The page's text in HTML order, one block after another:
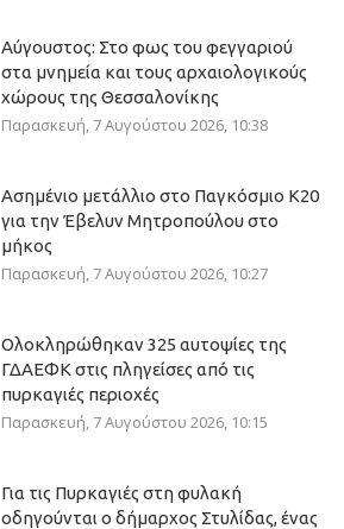
Αύγουστος: Στο φως του φεγγαριού
στα μνημεία και τους αρχαιολογικούς
χώρους της Θεσσαλονίκης
Παρασκευή, 7 Αυγούστου 2026, 10:38
Ασημένιο μετάλλιο στο Παγκόσμιο Κ20
για την Έβελυν Μητροπούλου στο
μήκος
Παρασκευή, 7 Αυγούστου 2026, 10:27
Ολοκληρώθηκαν 325 αυτοψίες της
ΓΔΑΕΦΚ στις πληγείσες από τις
πυρκαγιές περιοχές
Παρασκευή, 7 Αυγούστου 2026, 10:15
Για τις Πυρκαγιές στη φυλακή
οδηγούνται ο δήμαρχος Στυλίδας, ένας